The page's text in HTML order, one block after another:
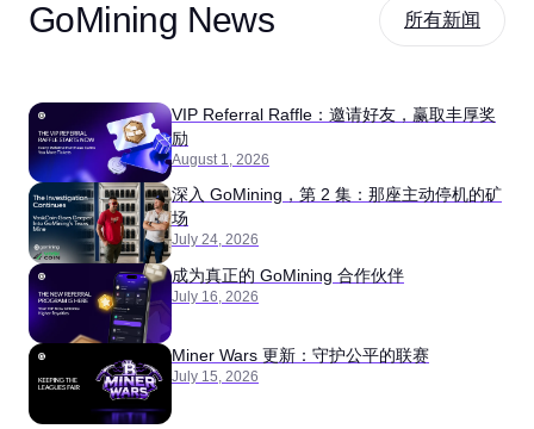
GoMining News 所有新闻
VIP Referral Raffle：邀请好友，赢取丰厚奖
励
August 1, 2026
深入 GoMining，第 2 集：那座主动停机的矿
场
July 24, 2026
成为真正的 GoMining 合作伙伴
July 16, 2026
Miner Wars 更新：守护公平的联赛
July 15, 2026